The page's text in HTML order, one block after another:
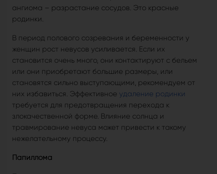
ангиома – разрастание сосудов. Это красные
родинки.
В период полового созревания и беременности у
женщин рост невусов усиливается. Если их
становится очень много, они контактируют с бельем
или они приобретают большие размеры, или
становятся сильно выступающими, рекомендуем от
них избавиться. Эффективное удаление родинки
требуется для предотвращения перехода к
злокачественной форме. Влияние солнца и
травмирование невуса может привести к такому
нежелательному процессу.
Папиллома